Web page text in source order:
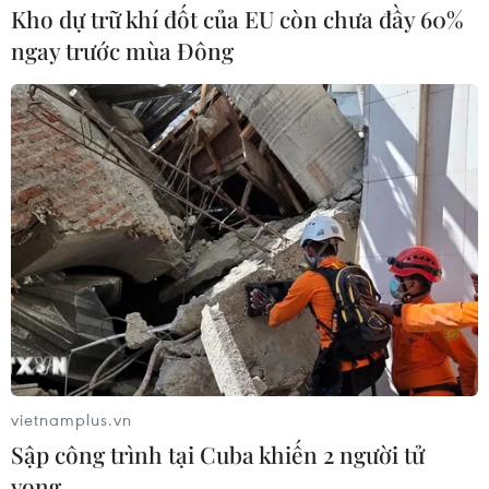
Kinh tế thế giới sẽ đón nhận gì từ lập
trường “diều hâu” của Fed?
30/06/2022 11:55
Fed tăng mạnh lãi suất sẽ ảnh hưởng phần nào đến
các tài sản có độ rủi ro cao trên thị trường, cũng như
làm gia tăng mức độ “phân mảnh” trên thị trường trái
phiếu chính phủ châu Âu.
Kho dự trữ khí đốt của EU còn chưa đầy 60%
ngay trước mùa Đông
vietnamplus.vn
Sập công trình tại Cuba khiến 2 người tử